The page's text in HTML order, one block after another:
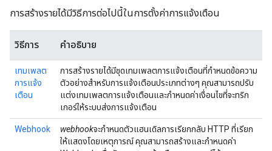
การสร้างรายได้มีวิธีการต่อไปนี้ในการตั้งค่าการแจ้งเตือน
วิธีการ คำอธิบาย
เทมเพลต
การแจ้ง
เตือน
การสร้างรายได้มีชุดเทมเพลตการแจ้งเตือนที่กำหนดข้อความ
ตัวอย่างสำหรับการแจ้งเตือนประเภทต่างๆ คุณสามารถปรับ
แต่งเทมเพลตการแจ้งเตือนและกำหนดค่าเงื่อนไขที่จะทริก
เกอร์ให้ระบบส่งการแจ้งเตือน
Webhook webhookจะกําหนดตัวแฮนเดิลการเรียกกลับ HTTP ที่เรียก
ให้แสดงโดยเหตุการณ์ คุณสามารถสร้างและกำหนดค่า